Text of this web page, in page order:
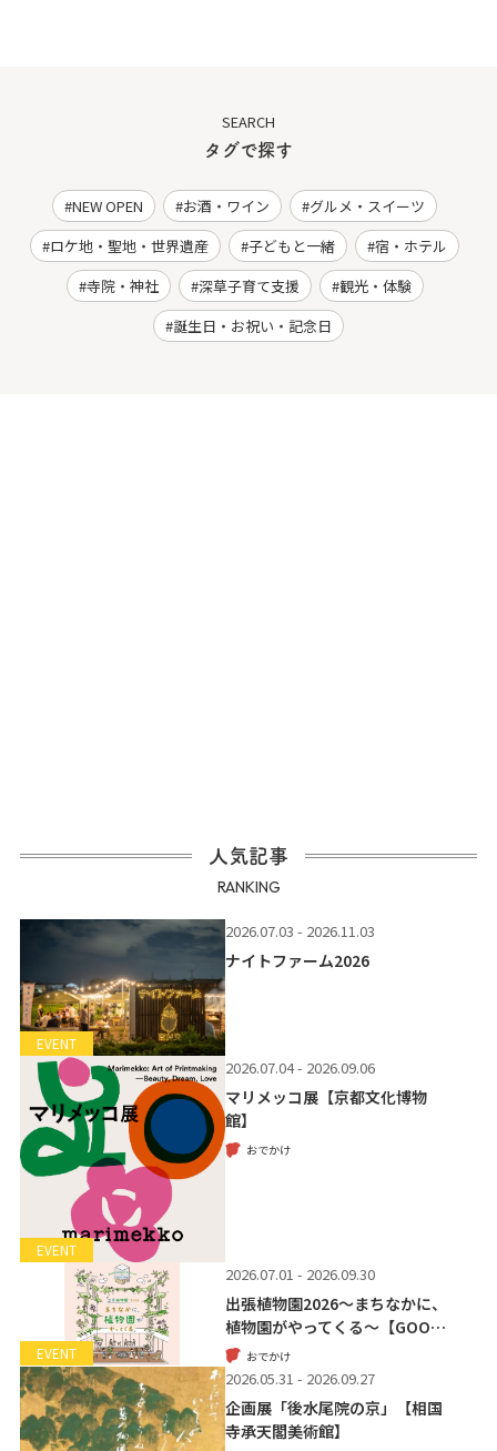
SEARCH
タグで探す
NEW OPEN お酒・ワイン
グルメ・スイーツ
ロケ地・聖地・世界遺産
子どもと一緒
宿・ホテル
寺院・神社
深草子育て支援
観光・体験
誕生日・お祝い・記念日
人気記事
RANKING
EVENT
2026.07.03 - 2026.11.03
ナイトファーム2026
EVENT
2026.07.04 - 2026.09.06
マリメッコ展【京都文化博物
館】
おでかけ
EVENT
2026.07.01 - 2026.09.30
出張植物園2026～まちなかに、
植物園がやってくる～【GOO…
おでかけ
2026.05.31 - 2026.09.27
企画展「後水尾院の京」【相国
寺承天閣美術館】